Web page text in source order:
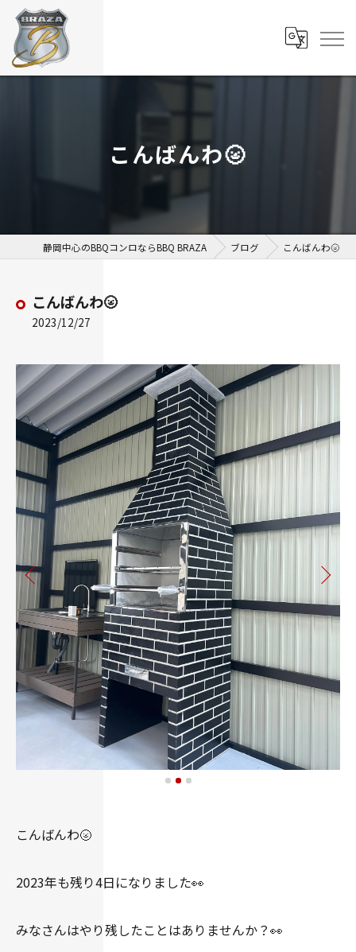
こんばんわ🌝
静岡中心のBBQコンロならBBQ BRAZA ブログ こんばんわ🌝
こんばんわ🌝
2023/12/27
こんばんわ🌝
2023年も残り4日になりました👀
みなさんはやり残したことはありませんか？👀